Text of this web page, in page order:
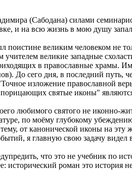
(Сабодана) силами
и на всю жизнь в мою душу
великим человеком не
учителем великие западные
в православные храмы. Им
До сего дня, в последний путь,
изложение православной
святые иконы"
любимого святого не иконно-
по моёму глубокому
от канонической иконы на эту
я главную свою задачу видел
что это не учебник по
роман это история